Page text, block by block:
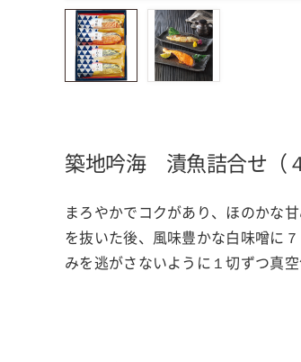
築地吟海 漬魚詰合せ（
まろやかでコクがあり、ほのかな
を抜いた後、風味豊かな白味噌に
みを逃がさないように１切ずつ真空